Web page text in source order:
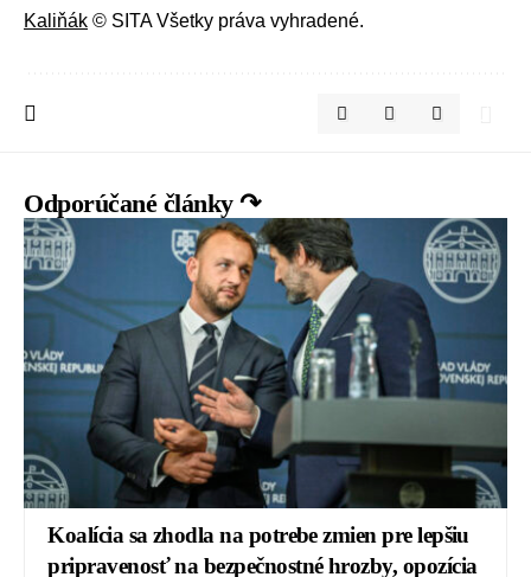
Kaliňák © SITA Všetky práva vyhradené.
Odporúčané články ↷
Koalícia sa zhodla na potrebe zmien pre lepšiu
pripravenosť na bezpečnostné hrozby, opozícia